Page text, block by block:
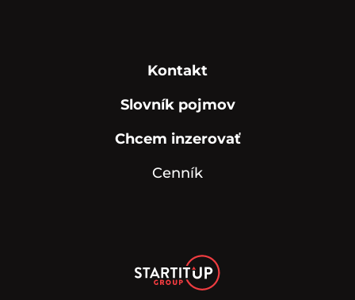
Kontakt
Slovník pojmov
Chcem inzerovať
Cenník